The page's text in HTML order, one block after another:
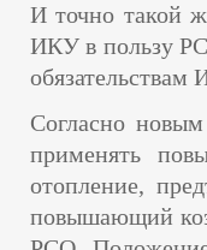
И точно такой
ИКУ в пользу
Согласно
применять
отопление,
повышающий